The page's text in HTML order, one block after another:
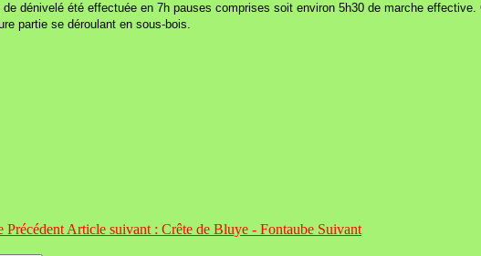
dénivelé été effectuée en 7h pauses comprises soit environ 5h30 de marche
partie se déroulant en sous-bois.
Précédent Article suivant : Crête de Bluye - Fontaube Suivant